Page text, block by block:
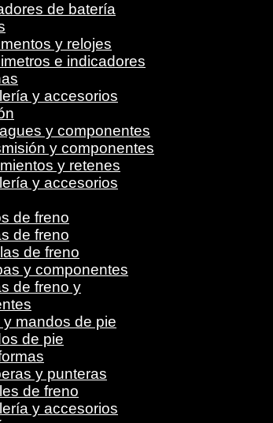
de batería
y relojes
e indicadores
y accesorios
y componentes
y componentes
y retenes
y accesorios
de freno
de freno
de freno
y componentes
de freno y
y mandos de pie
de pie
y punteras
de freno
y accesorios